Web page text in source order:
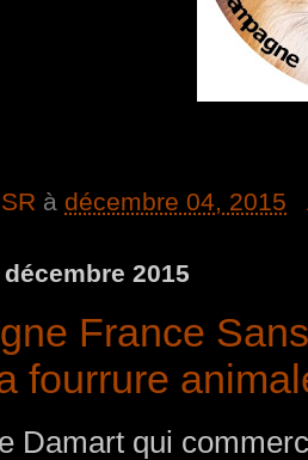
SR à décembre 04, 2015
2015
France
fourrure
Damart qui